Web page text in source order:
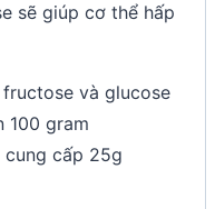
sẽ giúp cơ thể hấp
và glucose
100 gram
cấp 25g